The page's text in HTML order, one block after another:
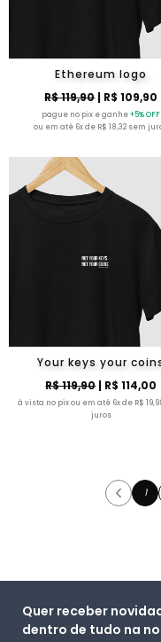
Ethereum logo
R$ 119,90| R$ 109,90
pague no pix e ganhe+5% OFF
ou em até 6x de R$ 18,32 sem
Your keys your
R$ 119,90| R$ 114,00
à vista no pix ou em até 6x de R$
juros
1
Quer receber
dentro de tudo na